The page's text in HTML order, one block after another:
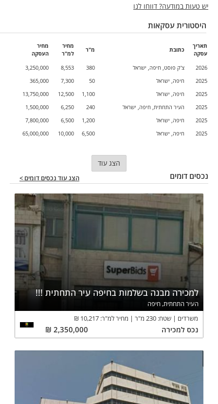
יש טעות במודעה? דווחו לנו
היסטורית עסקאות
תאריך
עסקה
כתובת מ"ר
מחיר
למ"ר
מחיר
העסקה
2026
צ'ק פוסט, חיפה, ישראל 380
8,553
3,250,000
2025
חיפה, ישראל 50
7,300
365,000
2025
חיפה, ישראל 1,100
12,500
13,750,000
2025
העיר התחתית, חיפה, ישראל 240
6,250
1,500,000
2025
חיפה, ישראל 1,200
6,500
7,800,000
2025
חיפה, ישראל 6,500
10,000
65,000,000
הצג עוד
נכסים דומים הצג עוד נכסים דומים >
למכירה מבנה בשלמות בחיפה עיר התחתית !!!
העיר התחתית, חיפה
משרדים
שטח: 230 מ"ר מחיר למ"ר: 10,217
₪
נכס למכירה 2,350,000
₪